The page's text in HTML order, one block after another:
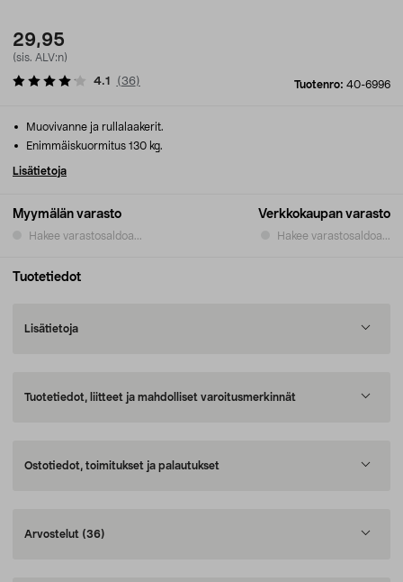
29,95
(sis. ALV:n)
Tuotenro: 40-6996
4.1 (36)
Myymälän varasto
Hakee varastosaldoa...
Verkkokaupan varasto
Hakee varastosaldoa...
Muovivanne ja rullalaakerit.
Enimmäiskuormitus 130 kg.
Lisätietoja
Tuotetiedot
Lisätietoja
Tuotetiedot, liitteet ja mahdolliset varoitusmerkinnät
Ostotiedot, toimitukset ja palautukset
Arvostelut (36)